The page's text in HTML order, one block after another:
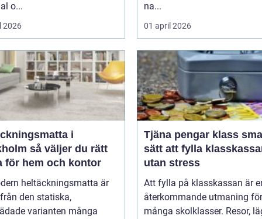
o...
2026
na...
01 april 2026
i
du rätt
för hem och kontor
heltäckningsmatta är
den statiska,
varianten många
Tjäna pengar klass smarta
sätt att fylla
utan stress
Att fylla på klasskassan är
återkommande utmaning för
många skolklasser. Resor,